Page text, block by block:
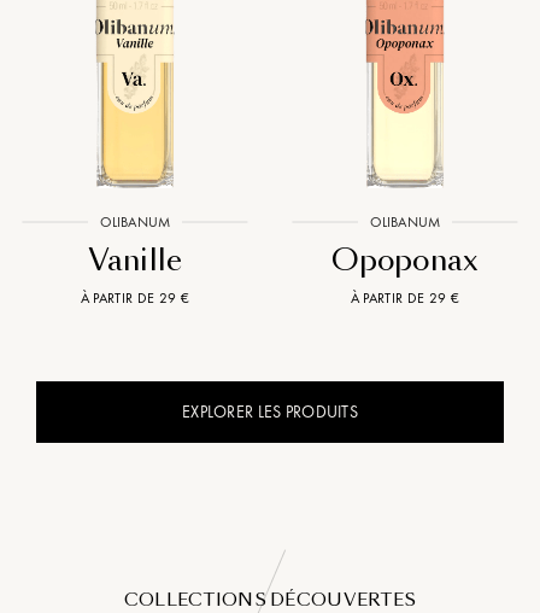
OLIBANUM
Vanille
À PARTIR DE 29 €
OLIBANUM
Opoponax
À PARTIR DE 29 €
EXPLORER LES PRODUITS
COLLECTIONS DÉCOUVERTES